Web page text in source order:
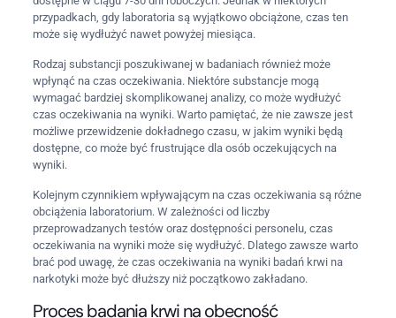
przypadkach, gdy laboratoria są wyjątkowo obciążone, czas ten
może się wydłużyć nawet powyżej miesiąca.
Rodzaj substancji poszukiwanej w badaniach również może
wpłynąć na czas oczekiwania. Niektóre substancje mogą
wymagać bardziej skomplikowanej analizy, co może wydłużyć
czas oczekiwania na wyniki. Warto pamiętać, że nie zawsze jest
możliwe przewidzenie dokładnego czasu, w jakim wyniki będą
dostępne, co może być frustrujące dla osób oczekujących na
wyniki.
Kolejnym czynnikiem wpływającym na czas oczekiwania są różne
obciążenia laboratorium. W zależności od liczby
przeprowadzanych testów oraz dostępności personelu, czas
oczekiwania na wyniki może się wydłużyć. Dlatego zawsze warto
brać pod uwagę, że czas oczekiwania na wyniki badań krwi na
narkotyki może być dłuższy niż początkowo zakładano.
Proces badania krwi na obecność